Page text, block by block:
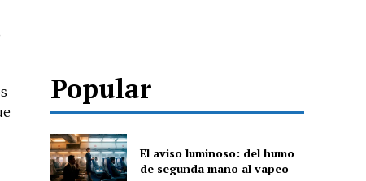
Popular
El aviso luminoso: del humo
de segunda mano al vapeo